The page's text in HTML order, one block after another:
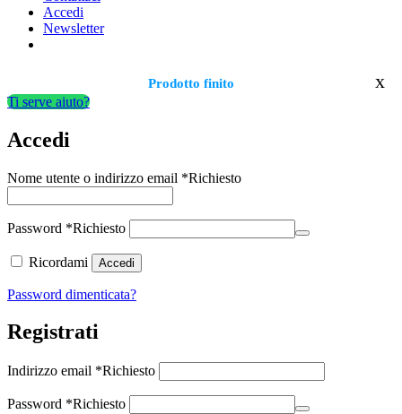
Accedi
Newsletter
Prodotto finito x
Ti serve aiuto?
Accedi
Nome utente o indirizzo email *Richiesto
Password *Richiesto
Ricordami Accedi
Password dimenticata?
Registrati
Indirizzo email *Richiesto
Password *Richiesto